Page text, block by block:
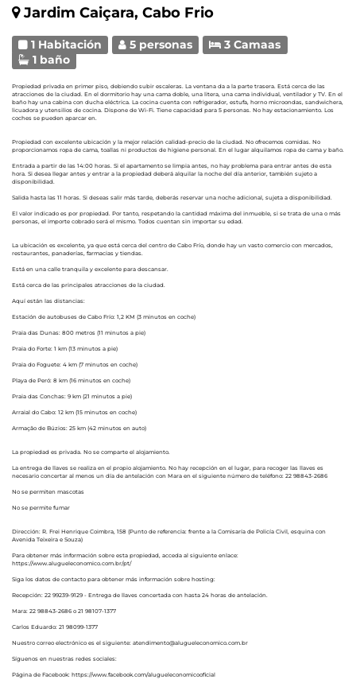
Jardim Caiçara, Cabo Frio
1 Habitación 5 personas
3 Camaas
1 baño
Propiedad privada en primer piso, debiendo subir escaleras. La ventana da a la parte trasera. Está cerca de las
atracciones de la ciudad. En el dormitorio hay una cama doble, una litera, una cama individual, ventilador y TV. En el
baño hay una cabina con ducha eléctrica. La cocina cuenta con refrigerador, estufa, horno microondas, sandwichera,
licuadora y utensilios de cocina. Dispone de Wi-Fi. Tiene capacidad para 5 personas. No hay estacionamiento. Los
coches se pueden aparcar en.
Propiedad con excelente ubicación y la mejor relación calidad-precio de la ciudad. No ofrecemos comidas. No
proporcionamos ropa de cama, toallas ni productos de higiene personal. En el lugar alquilamos ropa de cama y baño.
Entrada a partir de las 14:00 horas. Si el apartamento se limpia antes, no hay problema para entrar antes de esta
hora. Si desea llegar antes y entrar a la propiedad deberá alquilar la noche del día anterior, también sujeto a
disponibilidad.
Salida hasta las 11 horas. Si deseas salir más tarde, deberás reservar una noche adicional, sujeta a disponibilidad.
El valor indicado es por propiedad. Por tanto, respetando la cantidad máxima del inmueble, si se trata de una o más
personas, el importe cobrado será el mismo. Todos cuentan sin importar su edad.
La ubicación es excelente, ya que está cerca del centro de Cabo Frío, donde hay un vasto comercio con mercados,
restaurantes, panaderías, farmacias y tiendas.
Está en una calle tranquila y excelente para descansar.
Está cerca de las principales atracciones de la ciudad.
Aquí están las distancias:
Estación de autobuses de Cabo Frío: 1,2 KM (3 minutos en coche)
Praia das Dunas: 800 metros (11 minutos a pie)
Praia do Forte: 1 km (13 minutos a pie)
Praia do Foguete: 4 km (7 minutos en coche)
Playa de Peró: 8 km (16 minutos en coche)
Praia das Conchas: 9 km (21 minutos a pie)
Arraial do Cabo: 12 km (15 minutos en coche)
Armação de Búzios: 25 km (42 minutos en auto)
La propiedad es privada. No se comparte el alojamiento.
La entrega de llaves se realiza en el propio alojamiento. No hay recepción en el lugar, para recoger las llaves es
necesario concertar al menos un día de antelación con Mara en el siguiente número de teléfono: 22 98843-2686
No se permiten mascotas
No se permite fumar
Dirección: R. Frei Henrique Coimbra, 158 (Punto de referencia: frente a la Comisaría de Policía Civil, esquina con
Avenida Teixeira e Souza)
Para obtener más información sobre esta propiedad, acceda al siguiente enlace:
https://www.alugueleconomico.com.br/pt/
Siga los datos de contacto para obtener más información sobre hosting:
Recepción: 22 99239-9129 - Entrega de llaves concertada con hasta 24 horas de antelación.
Mara: 22 98843-2686 o 21 98107-1377
Carlos Eduardo: 21 98099-1377
Nuestro correo electrónico es el siguiente: atendimento@alugueleconomico.com.br
Síguenos en nuestras redes sociales:
Página de Facebook: https://www.facebook.com/alugueleconomicooficial